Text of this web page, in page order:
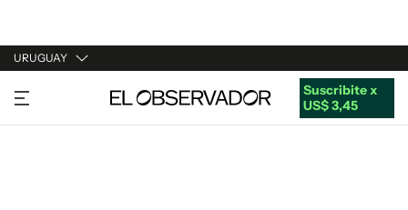
URUGUAY
URUGUAY
ARGENTINA
Suscribite x
US$ 3,45